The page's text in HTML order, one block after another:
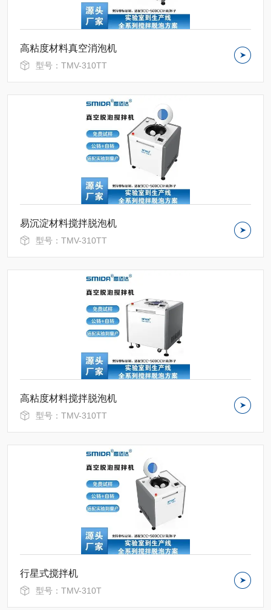
高粘度材料真空消泡机
型号：TMV-310TT
易沉淀材料搅拌脱泡机
型号：TMV-310TT
高粘度材料搅拌脱泡机
型号：TMV-310TT
行星式搅拌机
型号：TMV-310T